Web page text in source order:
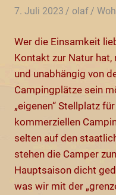
7. Juli 2023 olaf
Wer die Einsamkeit
Kontakt zur Natur
und unabhängig von
Campingplätze sein
„eigenen“ Stellplatz
kommerziellen
selten auf den
stehen die Camper
Hauptsaison dicht
was wir mit der